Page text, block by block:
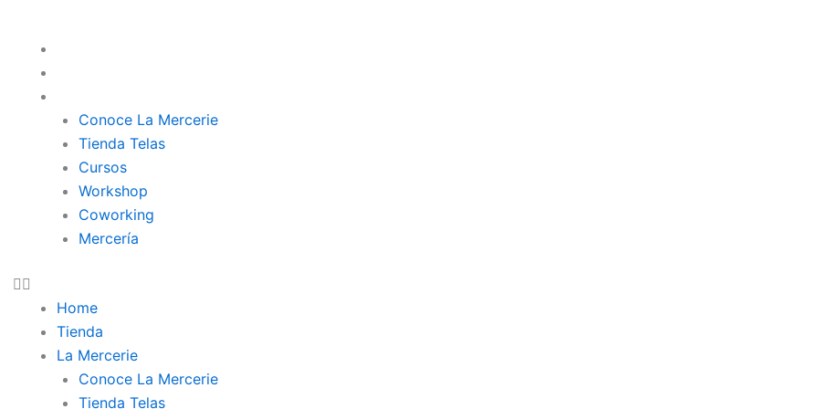
Conoce La Mercerie
Tienda Telas
Cursos
Workshop
Coworking
Mercería
Home
Tienda
La Mercerie
Conoce La Mercerie
Tienda Telas